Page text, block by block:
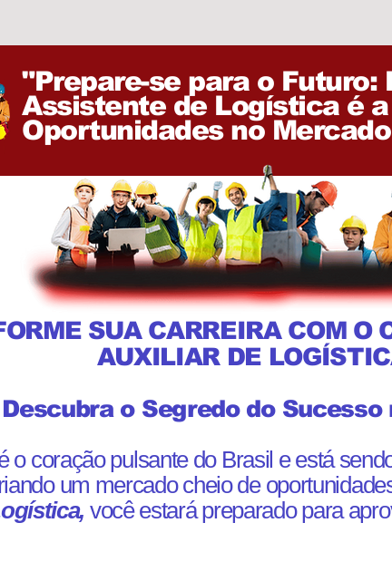
"Prepare-se para o Futuro:
Assistente de Logística é
Oportunidades no
SUA CARREIRA COM O
AUXILIAR DE
Descubra o Segredo do
o coração pulsante do Brasil e está
um mercado cheio de
você estará preparado para